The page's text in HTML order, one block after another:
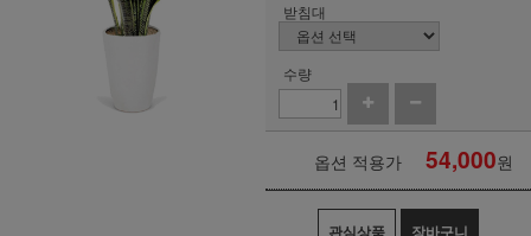
받침대
수량
옵션 적용가 54,000원
관심상품 장바구니